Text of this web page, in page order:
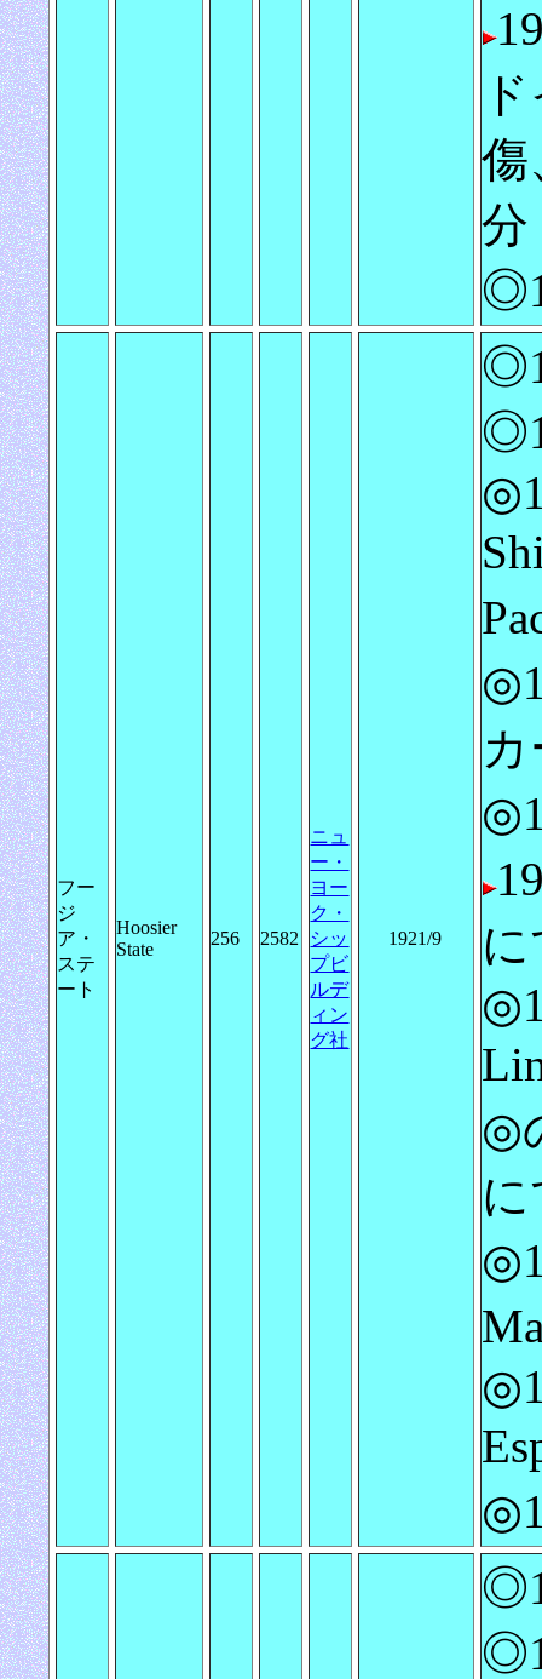
傷
分
フー
ジ
ア・
ステ
ート
Hoosier
State
256 2582
ニュ
ー・
ヨー
ク・
シッ
プビ
ルデ
ィン
グ社
1921/9
◎